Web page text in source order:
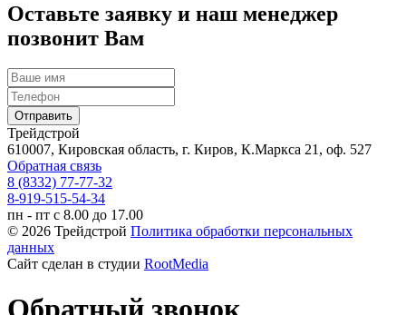
Оставьте заявку и наш менеджер
позвонит Вам
Трейдстрой
610007, Кировская область, г. Киров, К.Маркса 21, оф. 527
Обратная связь
8 (8332) 77-77-32
8-919-515-54-34
пн - пт с 8.00 до 17.00
© 2026 Трейдстрой Политика обработки персональных
данных
Сайт сделан в студии RootMedia